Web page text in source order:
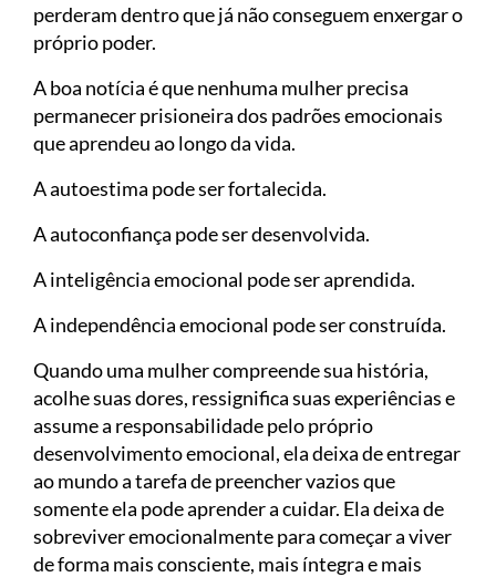
perderam dentro que já não conseguem enxergar o
próprio poder.
A boa notícia é que nenhuma mulher precisa
permanecer prisioneira dos padrões emocionais
que aprendeu ao longo da vida.
A autoestima pode ser fortalecida.
A autoconfiança pode ser desenvolvida.
A inteligência emocional pode ser aprendida.
A independência emocional pode ser construída.
Quando uma mulher compreende sua história,
acolhe suas dores, ressignifica suas experiências e
assume a responsabilidade pelo próprio
desenvolvimento emocional, ela deixa de entregar
ao mundo a tarefa de preencher vazios que
somente ela pode aprender a cuidar. Ela deixa de
sobreviver emocionalmente para começar a viver
de forma mais consciente, mais íntegra e mais